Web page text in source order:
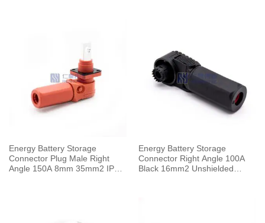
Energy Battery Storage
Connector Plug Male Right
Angle 150A 8mm 35mm2 IP67
Energy Battery Storage
Connector Right Angle 100A
Black 16mm2 Unshielded